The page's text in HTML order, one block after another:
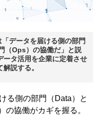
データを届ける側の部門
（Ops）の協働だ」と説
ータ活用を企業に定着させ
説する。
る側の部門（Data）と
の協働がカギを握る。